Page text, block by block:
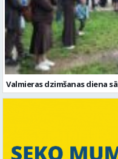
Valmieras dzimšanas diena